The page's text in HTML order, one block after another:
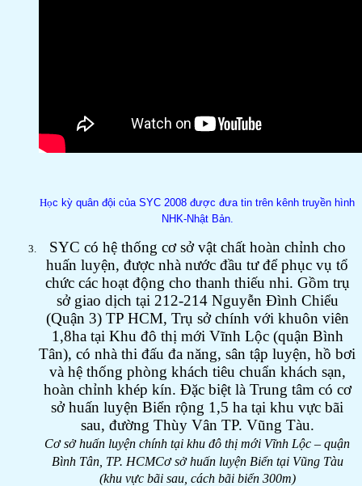
Học kỳ quân đội của SYC 2008 được đưa tin trên kênh truyền hình
NHK-Nhật Bản.
SYC có hệ thống cơ sở vật chất hoàn chỉnh cho
huấn luyện, được nhà nước đầu tư để phục vụ tổ
chức các hoạt động cho thanh thiếu nhi. Gồm trụ
sở giao dịch tại 212-214 Nguyễn Đình Chiểu
(Quận 3) TP HCM, Trụ sở chính với khuôn viên
1,8ha tại Khu đô thị mới Vĩnh Lộc (quận Bình
Tân), có nhà thi đấu đa năng, sân tập luyện, hồ bơi
và hệ thống phòng khách tiêu chuẩn khách sạn,
hoàn chỉnh khép kín. Đặc biệt là Trung tâm có cơ
sở huấn luyện Biển rộng 1,5 ha tại khu vực bãi
sau, đường Thùy Vân TP. Vũng Tàu.
Cơ sở huấn luyện chính tại khu đô thị mới Vĩnh Lộc – quận
Bình Tân, TP. HCMCơ sở huấn luyện Biển tại Vũng Tàu
(khu vực bãi sau, cách bãi biển 300m)